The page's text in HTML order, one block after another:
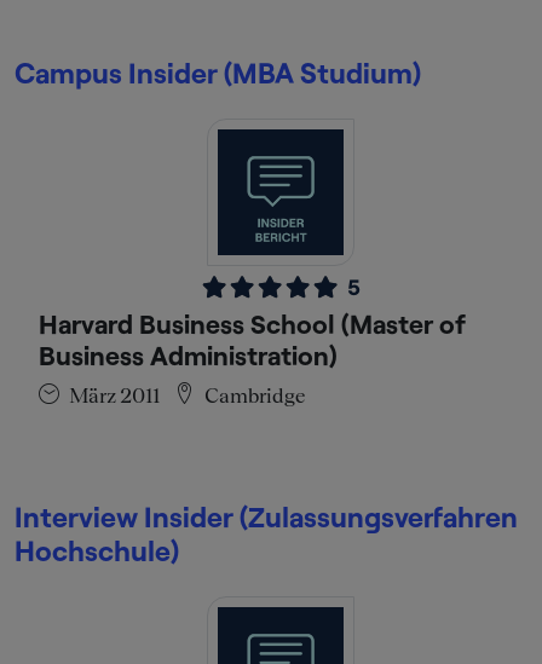
Campus Insider (MBA Studium)
5
Harvard Business School (Master of
Business Administration)
März 2011 Cambridge
Interview Insider (Zulassungsverfahren
Hochschule)